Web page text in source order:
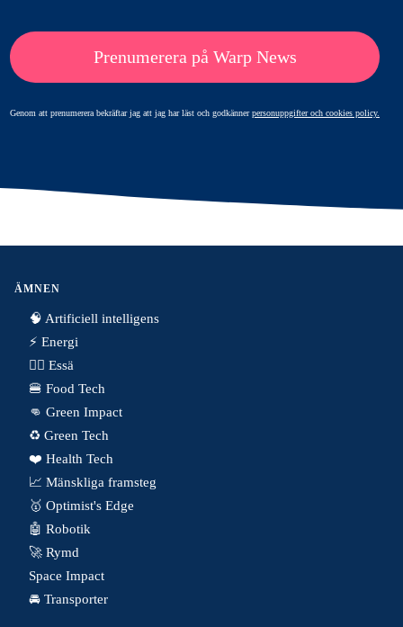
Prenumerera på Warp News
Genom att prenumerera bekräftar jag att jag har läst och godkännerpersonuppgifter och cookies policy.
ÄMNEN
🧠 Artificiell intelligens
⚡️ Energi
✍🏼 Essä
🍔 Food Tech
👊 Green Impact
♻️ Green Tech
❤️ Health Tech
📈 Mänskliga framsteg
🥇 Optimist's Edge
🤖 Robotik
🚀 Rymd
Space Impact
🚘 Transporter